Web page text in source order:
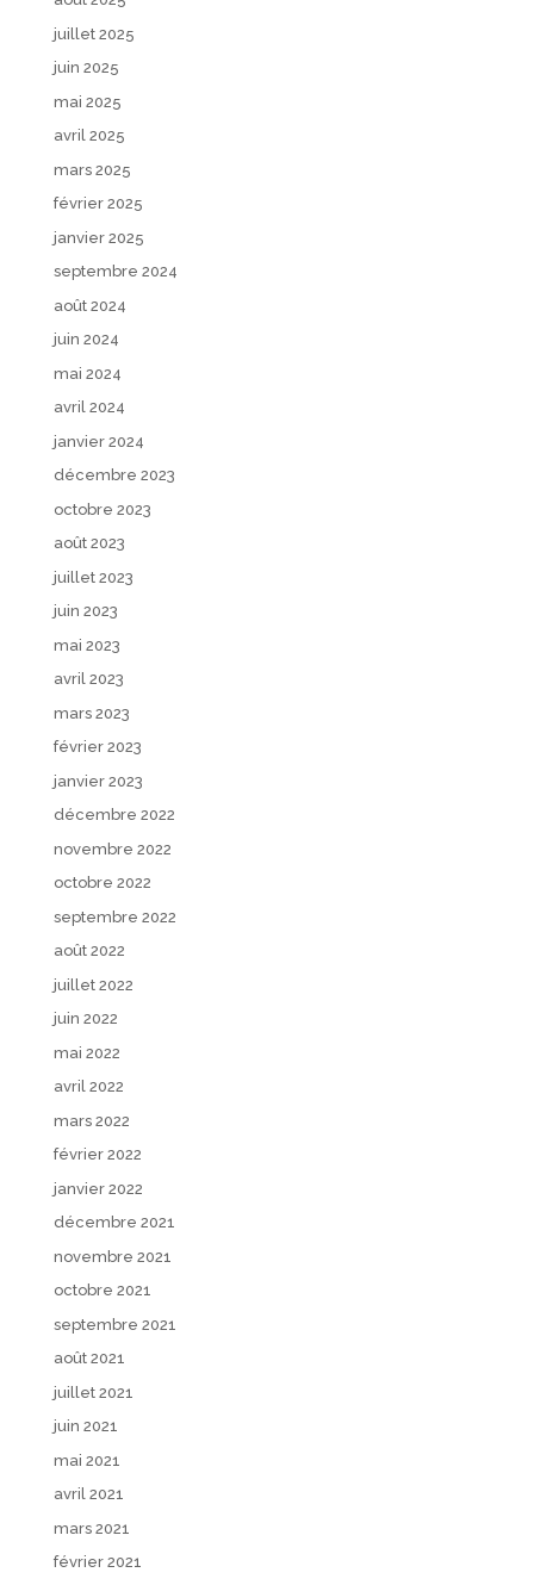
juillet 2025
juin 2025
mai 2025
avril 2025
mars 2025
février 2025
janvier 2025
septembre 2024
août 2024
juin 2024
mai 2024
avril 2024
janvier 2024
décembre 2023
octobre 2023
août 2023
juillet 2023
juin 2023
mai 2023
avril 2023
mars 2023
février 2023
janvier 2023
décembre 2022
novembre 2022
octobre 2022
septembre 2022
août 2022
juillet 2022
juin 2022
mai 2022
avril 2022
mars 2022
février 2022
janvier 2022
décembre 2021
novembre 2021
octobre 2021
septembre 2021
août 2021
juillet 2021
juin 2021
mai 2021
avril 2021
mars 2021
février 2021